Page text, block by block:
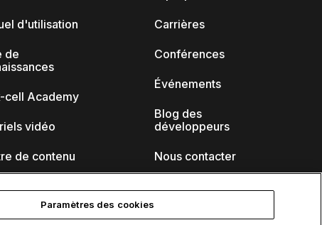
d'utilisation
de
cell Academy
vidéo
de contenu
Carrières
Conférences
Événements
Blog des
développeurs
Nous contacter
Paramètres des cookies